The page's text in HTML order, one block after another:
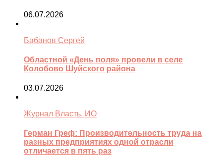
06.07.2026
Бабанов Сергей
Областной «День поля» провели в селе
Колобово Шуйского района
03.07.2026
Журнал Власть. ИО
Герман Греф: Производительность труда на
разных предприятиях одной отрасли
отличается в пять раз